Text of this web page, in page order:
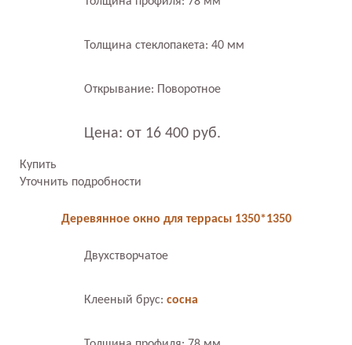
Толщина стеклопакета: 40 мм
Открывание: Поворотное
Цена: от 16 400 руб.
Купить
Уточнить подробности
Деревянное окно для террасы 1350*1350
Двухстворчатое
Клееный брус: сосна